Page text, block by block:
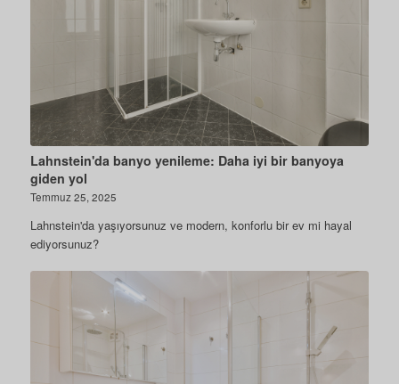
Lahnstein'da banyo yenileme: Daha iyi bir banyoya
giden yol
Temmuz 25, 2025
Lahnstein'da yaşıyorsunuz ve modern, konforlu bir ev mi hayal
ediyorsunuz?